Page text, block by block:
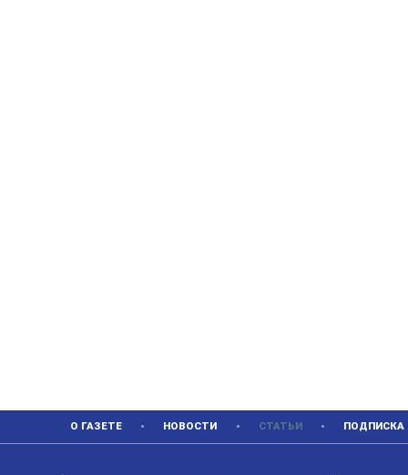
О ГАЗЕТЕ НОВОСТИ СТАТЬИ ПОДПИСКА